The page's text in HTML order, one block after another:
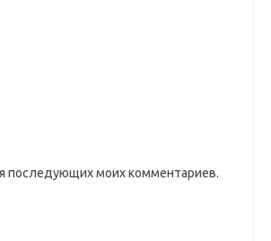
последующих моих комментариев.